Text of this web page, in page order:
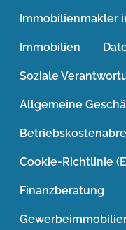
Immobilienmakler
Immobilien
Soziale
Allgemeine
Cookie-Richtlinie
Finanzberatung